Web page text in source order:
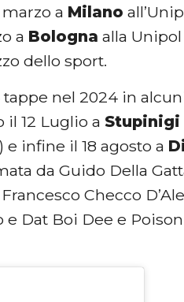
a Milano
a Bologna alla
dello sport.
nel 2024 in
12 Luglio a Stupinigi
e infine il 18 agosto a
da Guido Della
Checco
e Dat Boi Dee e